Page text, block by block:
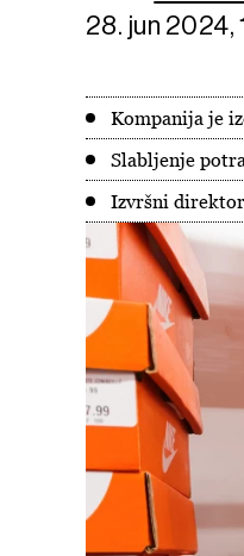
28. jun 2024,
Kompanija je
Slabljenje
Izvršni